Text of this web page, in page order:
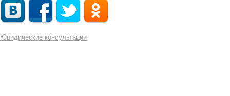
Юридические консультации